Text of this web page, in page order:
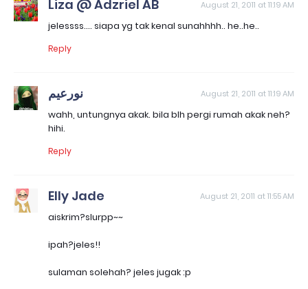
Liza @ Adzriel AB August 21, 2011 at 11:19 AM
jelessss.... siapa yg tak kenal sunahhhh.. he..he..
Reply
نورعيم August 21, 2011 at 11:19 AM
wahh, untungnya akak. bila blh pergi rumah akak neh?
hihi.
Reply
Elly Jade August 21, 2011 at 11:55 AM
aiskrim?slurpp~~
ipah?jeles!!
sulaman solehah? jeles jugak :p